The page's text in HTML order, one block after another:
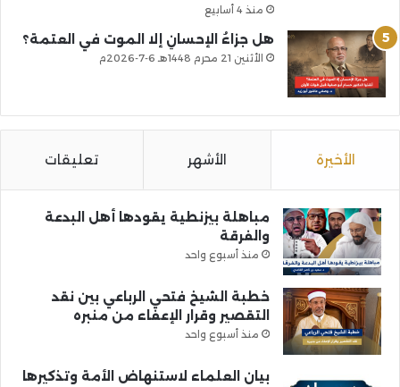
منذ 4 أسابيع
هل جزاءُ الإحسانِ إلا الموت في العتمة؟
الأثنين 21 محرم 1448هـ 6-7-2026م
الأخيرة الأشهر تعليقات
مباهلة بيزنطية يقودها أهل البدعة
والفرقة
منذ أسبوع واحد
خطبة الشيخ فتحي الرباعي بين نقد
التقصير وقرار الإعفاء من منبره
منذ أسبوع واحد
بيان العلماء لاستنهاض الأمة وتذكيرها